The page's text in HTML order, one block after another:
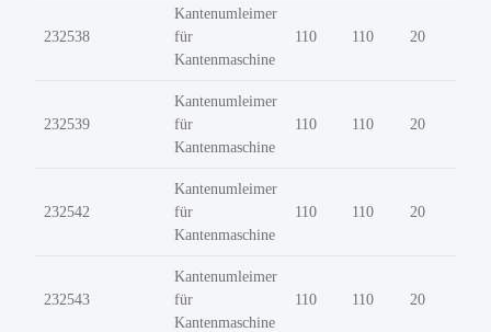
232538
Kantenumleimer
für
Kantenmaschine
110 110 20
232539
Kantenumleimer
für
Kantenmaschine
110 110 20
232542
Kantenumleimer
für
Kantenmaschine
110 110 20
232543
Kantenumleimer
für
Kantenmaschine
110 110 20